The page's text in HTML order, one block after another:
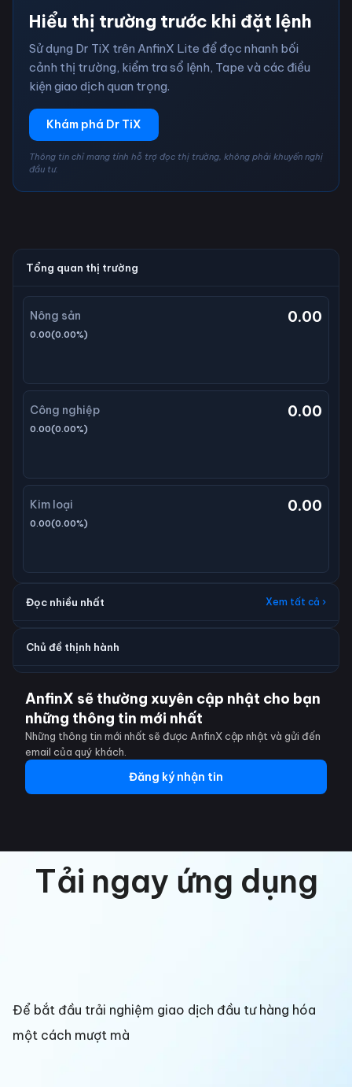
Hiểu thị trường trước khi đặt lệnh
Sử dụng Dr TiX trên AnfinX Lite để đọc nhanh bối
cảnh thị trường, kiểm tra sổ lệnh, Tape và các điều
kiện giao dịch quan trọng.
Khám phá Dr TiX
Thông tin chỉ mang tính hỗ trợ đọc thị trường, không phải khuyến nghị
đầu tư.
Tổng quan thị trường
Nông sản 0.00
0.00(0.00%)
Công nghiệp 0.00
0.00(0.00%)
Kim loại 0.00
0.00(0.00%)
Đọc nhiều nhất Xem tất cả ›
Chủ đề thịnh hành
AnfinX sẽ thường xuyên cập nhật cho bạn
những thông tin mới nhất
Những thông tin mới nhất sẽ được AnfinX cập nhật và gửi đến
email của quý khách.
Đăng ký nhận tin
Tải ngay ứng dụng
Để bắt đầu trải nghiệm giao dịch đầu tư hàng hóa
một cách mượt mà